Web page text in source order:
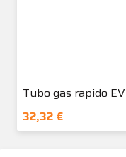
Tubo gas rapido
32,32 €